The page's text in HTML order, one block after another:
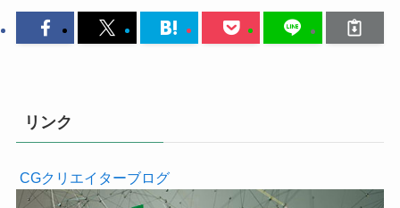
リンク
CGクリエイターブログ